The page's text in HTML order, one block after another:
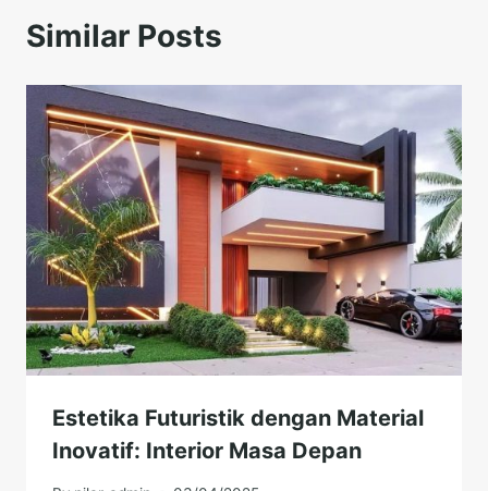
Similar Posts
Estetika Futuristik dengan Material
Inovatif: Interior Masa Depan